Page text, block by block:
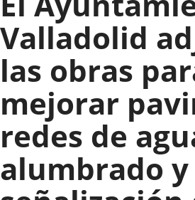
Valladolid
las obras
mejorar
redes de
alumbrado y